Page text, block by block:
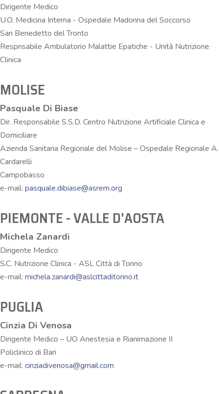
Dirigente Medico
U.O. Medicina Interna - Ospedale Madonna del Soccorso
San Benedetto del Tronto
Respnsabile Ambulatorio Malattie Epatiche - Unità Nutrizione
Clinica
MOLISE
Pasquale Di Biase
Dir. Responsabile S.S.D. Centro Nutrizione Artificiale Clinica e
Domiciliare
Azienda Sanitaria Regionale del Molise – Ospedale Regionale A.
Cardarelli
Campobasso
e-mail: pasquale.dibiase@asrem.org
PIEMONTE - VALLE D'AOSTA
Michela Zanardi
Dirigente Medico
S.C. Nutrizione Clinica - ASL Città di Torino
e-mail: michela.zanardi@aslcittaditorino.it
PUGLIA
Cinzia Di Venosa
Dirigente Medico – UO Anestesia e Rianimazione II
Policlinico di Bari
e-mail: cinziadivenosa@gmail.com